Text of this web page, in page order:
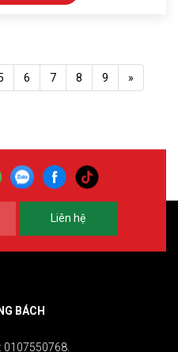
6 7 8 9 »
Liên hệ
BÁCH
0107550768.